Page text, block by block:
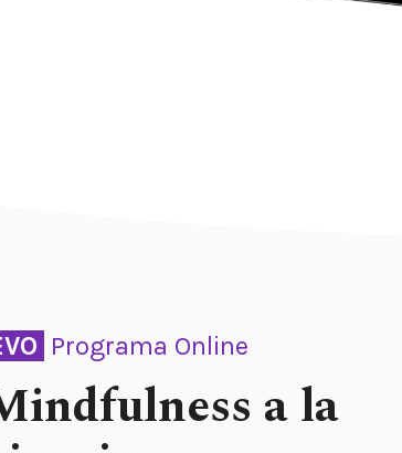
Programa Online
a la